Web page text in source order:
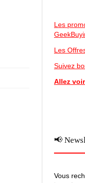
Les
Les
Suivez
Allez
📢
Vous